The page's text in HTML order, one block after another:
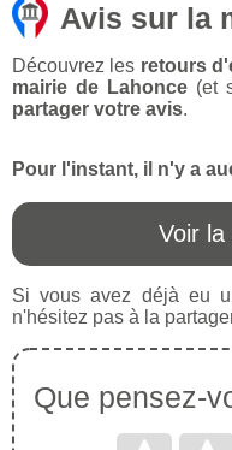
Avis sur la
Découvrez les retours
mairie de Lahonce (et
partager votre avis.
Pour l'instant, il n'y a
Voir la
Si vous avez déjà eu
n'hésitez pas à la
Que pensez-